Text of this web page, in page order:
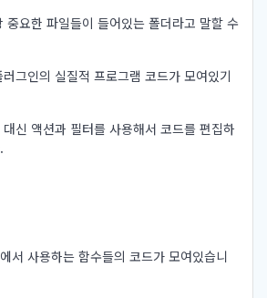
중요한 파일들이 들어있는 폴더라고 말할 수
그인의 실질적 프로그램 코드가 모여있기
신 액션과 필터를 사용해서 코드를 편집하
서 사용하는 함수들의 코드가 모여있습니